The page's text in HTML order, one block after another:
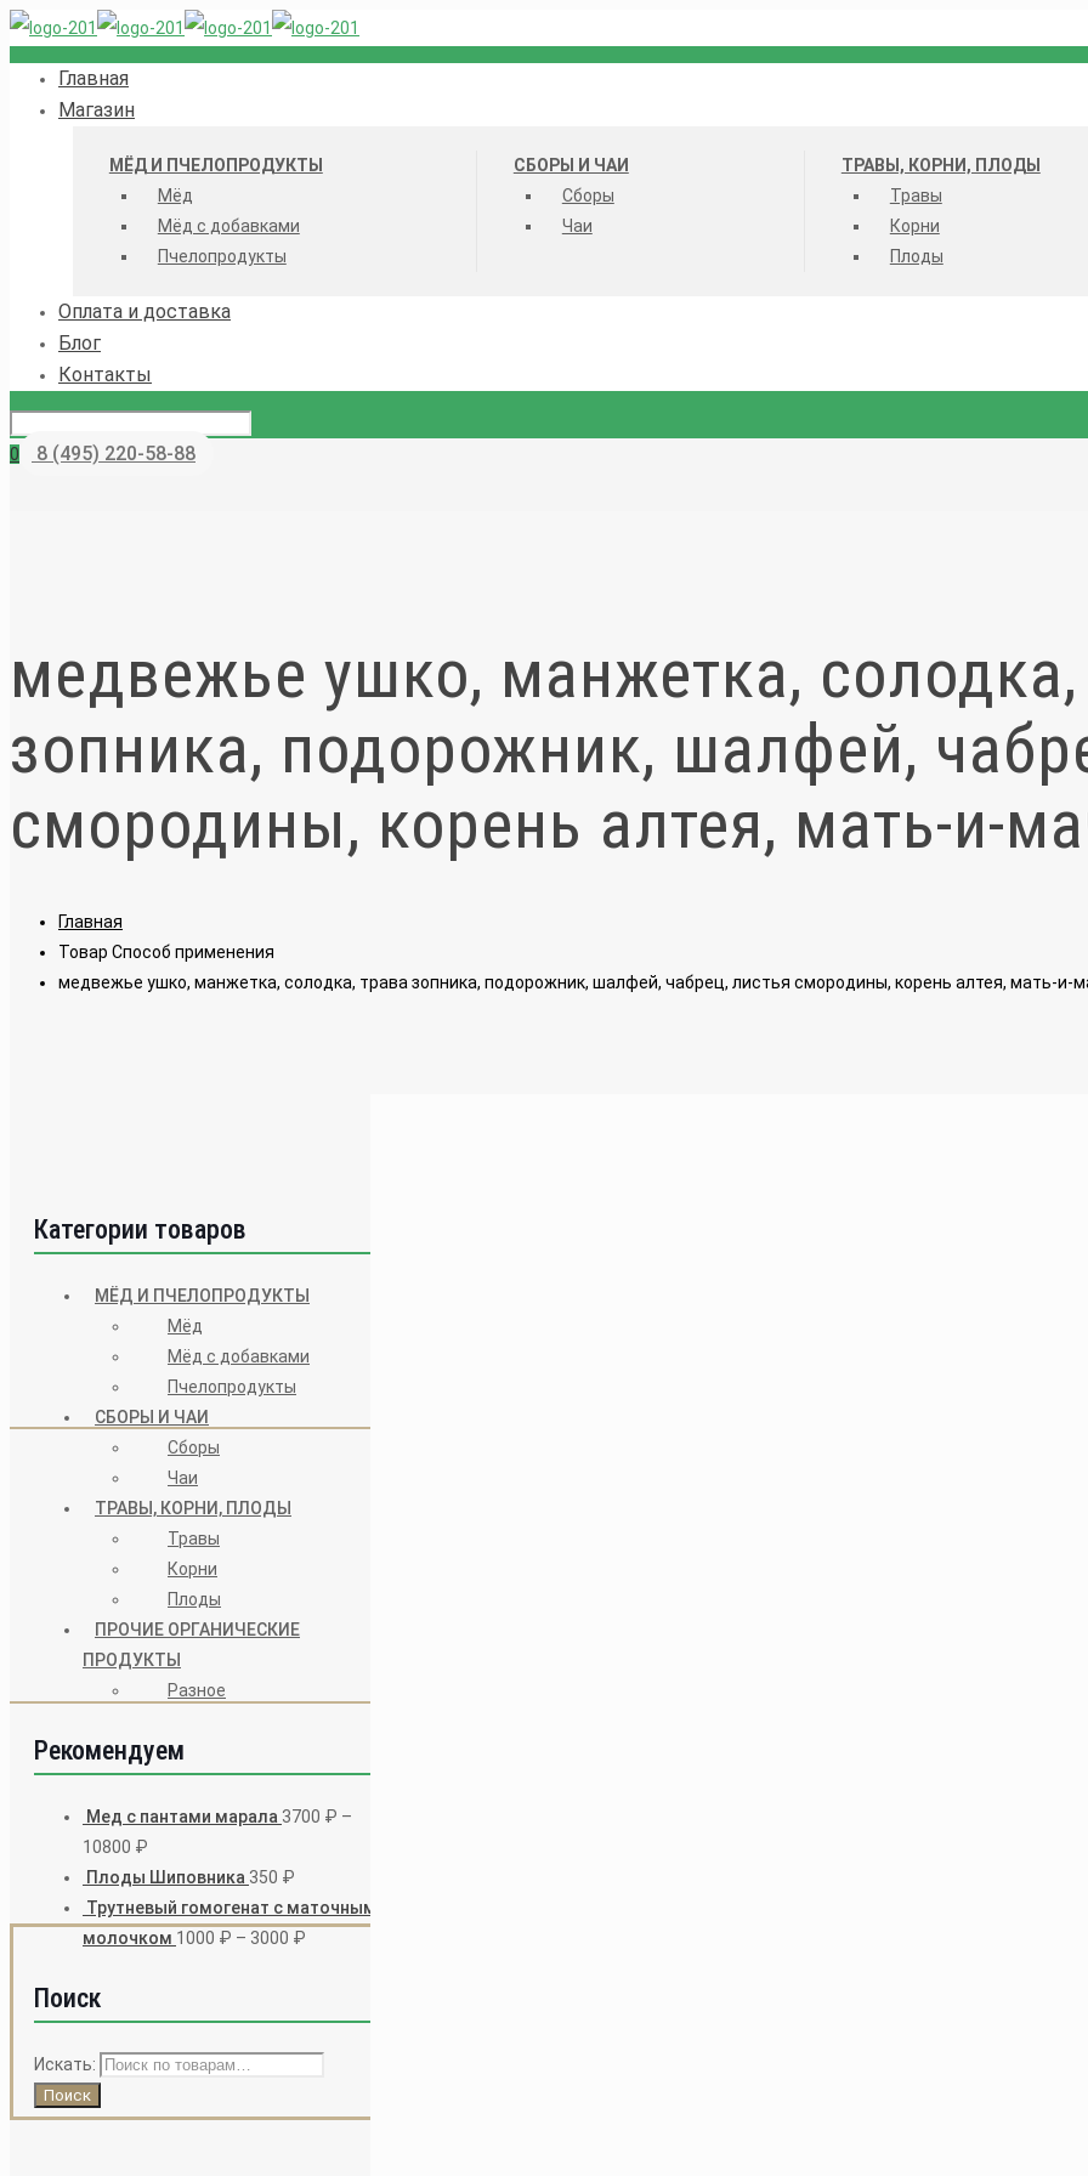
Главная
Магазин
МЁД И ПЧЕЛОПРОДУКТЫ
Мёд
Мёд с добавками
Пчелопродукты
СБОРЫ И ЧАИ
Сборы
Чаи
ТРАВЫ, КОРНИ, ПЛОДЫ
Травы
Корни
Плоды
Оплата и доставка
Блог
Контакты
0 8 (495) 220-58-88
медвежье ушко, манжетка, солодка,
зопника, подорожник, шалфей,
смородины, корень алтея, мать-и-
Главная
Товар Способ применения
медвежье ушко, манжетка, солодка, трава зопника, подорожник, шалфей, чабрец, листья смородины, корень алтея, мать-и-
Категории товаров
МЁД И ПЧЕЛОПРОДУКТЫ
Мёд
Мёд с добавками
Пчелопродукты
СБОРЫ И ЧАИ
Сборы
Чаи
ТРАВЫ, КОРНИ, ПЛОДЫ
Травы
Корни
Плоды
ПРОЧИЕ ОРГАНИЧЕСКИЕ
ПРОДУКТЫ
Разное
Рекомендуем
Мед с пантами марала 3700 ₽ –
10800 ₽
Плоды Шиповника 350 ₽
Трутневый гомогенат с маточным
молочком 1000 ₽ – 3000 ₽
Поиск
Искать:
Поиск